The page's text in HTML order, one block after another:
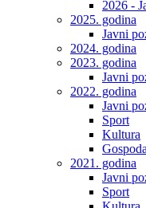
2026 -
2025. godina
Javni
2024. godina
2023. godina
Javni
2022. godina
Javni
Sport
Kultura
2021. godina
Javni
Sport